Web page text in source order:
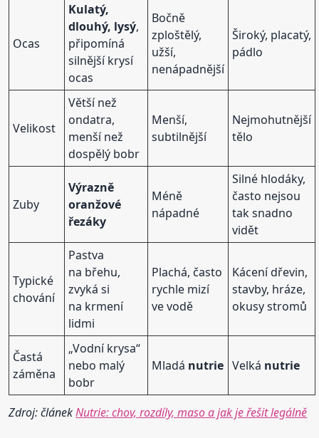
Ocas
Kulatý,
dlouhý, lysý,
připomíná
silnější krysí
ocas
Bočně
zploštělý,
užší,
nenápadnější
Široký, placatý,
pádlo
Velikost
Větší než
ondatra,
menší než
dospělý bobr
Menší,
subtilnější
Nejmohutnější
tělo
Zuby
Výrazně
oranžové
řezáky
Méně
nápadné
Silné hlodáky,
často nejsou
tak snadno
vidět
Typické
chování
Pastva
na břehu,
zvyká si
na krmení
lidmi
Plachá, často
rychle mizí
ve vodě
Kácení dřevin,
stavby, hráze,
okusy stromů
Častá
záměna
„Vodní krysa“
nebo malý
bobr
Mladá nutrie Velká nutrie
Zdroj: článekNutrie: chov, rozdíly, maso a jak je řešit legálně